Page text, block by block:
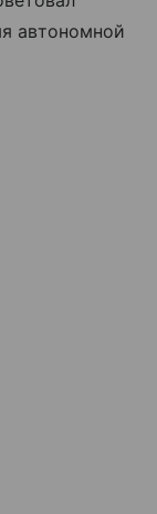
автономной